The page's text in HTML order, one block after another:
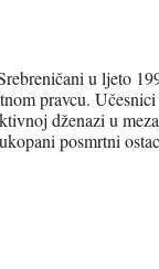
u ljeto
pravcu.
dženazi u
posmrtni